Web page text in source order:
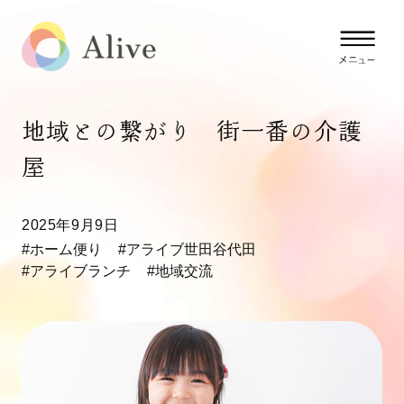
地域との繋がり 街一番の介護
屋
2025年9月9日
#ホーム便り
#アライブ世田谷代田
#アライブランチ
#地域交流